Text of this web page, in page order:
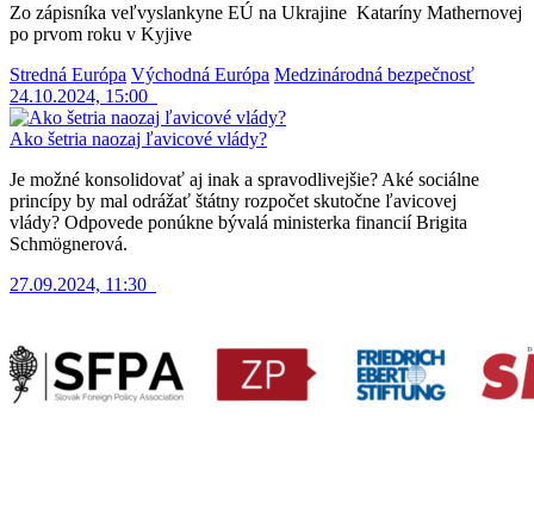
Zo zápisníka veľvyslankyne EÚ na Ukrajine Kataríny Mathernovej
po prvom roku v Kyjive
Stredná Európa Východná Európa Medzinárodná bezpečnosť
24.10.2024, 15:00
Ako šetria naozaj ľavicové vlády?
Je možné konsolidovať aj inak a spravodlivejšie? Aké sociálne
princípy by mal odrážať štátny rozpočet skutočne ľavicovej
vlády? Odpovede ponúkne bývalá ministerka financií Brigita
Schmögnerová.
27.09.2024, 11:30